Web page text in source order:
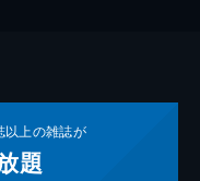
以上の雑誌が
題